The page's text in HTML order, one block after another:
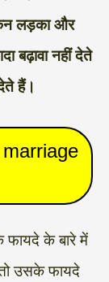
लड़का और
बढ़ावा नहीं देते
हैं।
के बारे में
उसके फायदे